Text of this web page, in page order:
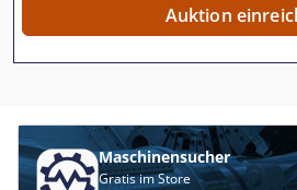
Auktion
Maschinensucher
Gratis im Store